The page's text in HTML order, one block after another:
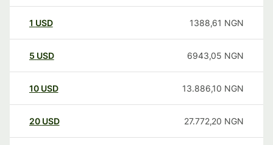
1 USD 1388,61 NGN
5 USD 6943,05 NGN
10 USD 13.886,10 NGN
20 USD 27.772,20 NGN